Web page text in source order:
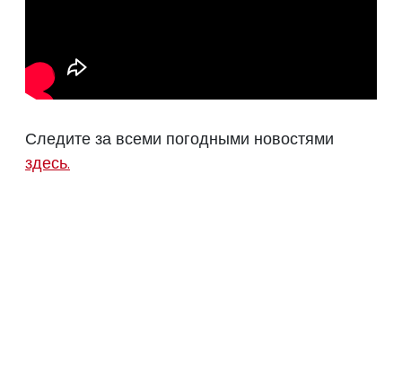
Следите за всеми погодными новостями
здесь.